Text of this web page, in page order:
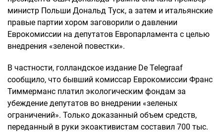
министр Польши Дональд Туск, а затем и итальянские
правые партии хором заговорили о давлении
Еврокомиссии на депутатов Европарламента с целью
внедрения «зеленой повестки».
В частности, голландское издание De Telegraaf
сообщило, что бывший комиссар Еврокомиссии Франс
Тиммерманс платил экологическим фондам за
убеждение депутатов во внедрении «зеленых
ограничений». Только доказанный объем средств,
переданный в руки экоактивистам составил 700 тыс.